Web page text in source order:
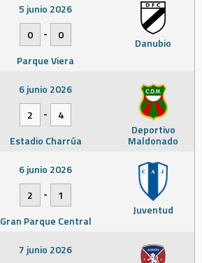
Danubio
5 junio 2026
0
-
0
Parque Viera
Deportivo
Maldonado
6 junio 2026
2
-
4
Estadio Charrúa
Juventud
6 junio 2026
2
-
1
Gran Parque Central
7 junio 2026